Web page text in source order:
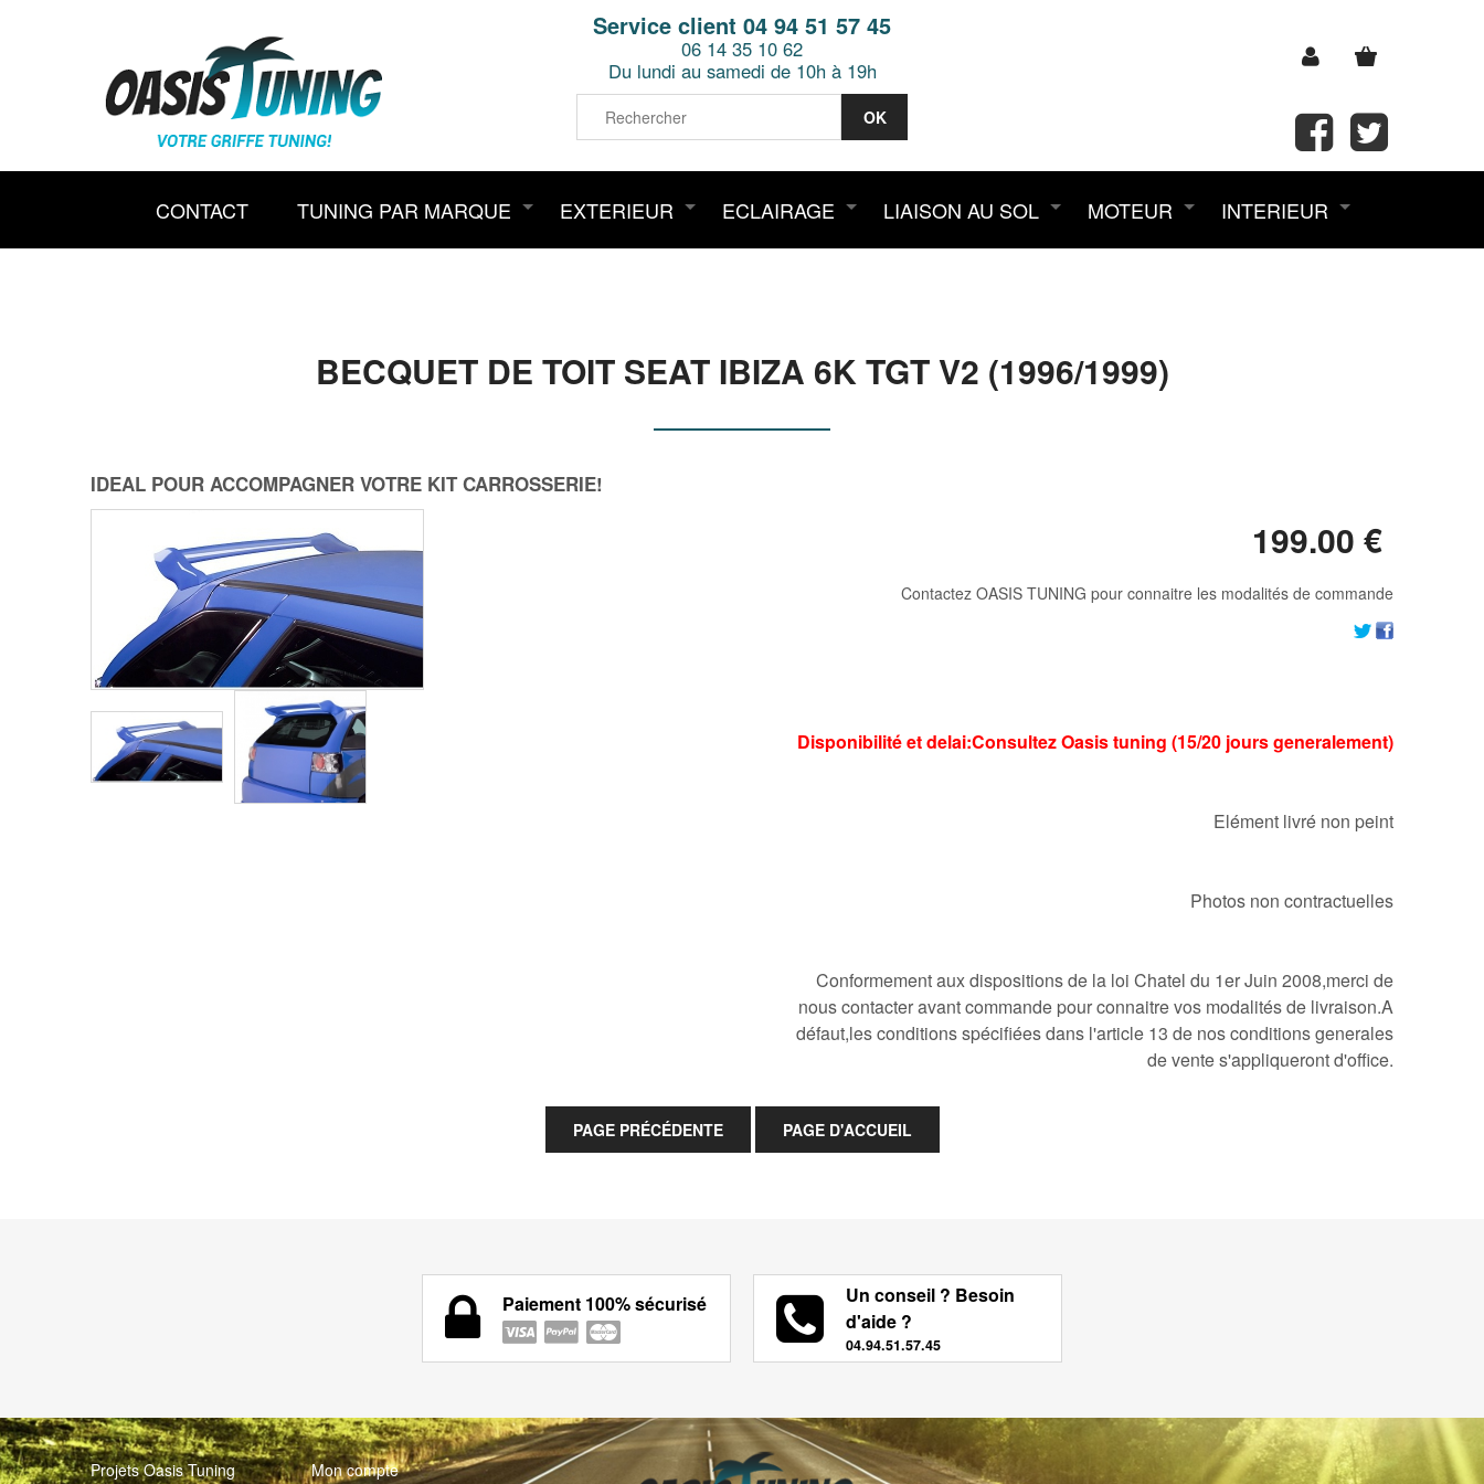
Service client 04 94 51 57 45
06 14 35 10 62
Du lundi au samedi de 10h à 19h
CONTACT TUNING PAR MARQUE EXTERIEUR ECLAIRAGE LIAISON AU SOL MOTEUR INTERIEUR
BECQUET DE TOIT SEAT IBIZA 6K TGT V2 (1996/1999)
IDEAL POUR ACCOMPAGNER VOTRE KIT CARROSSERIE!
199.00 €
Contactez OASIS TUNING pour connaitre les modalités de commande
Disponibilité et delai:Consultez Oasis tuning (15/20 jours generalement)
Elément livré non peint
Photos non contractuelles
Conformement aux dispositions de la loi Chatel du 1er Juin 2008,merci de
nous contacter avant commande pour connaitre vos modalités de livraison.A
défaut,les conditions spécifiées dans l'article 13 de nos conditions generales
de vente s'appliqueront d'office.
Paiement 100% sécurisé
Un conseil ? Besoin
d'aide ?
04.94.51.57.45
Projets Oasis Tuning Mon compte